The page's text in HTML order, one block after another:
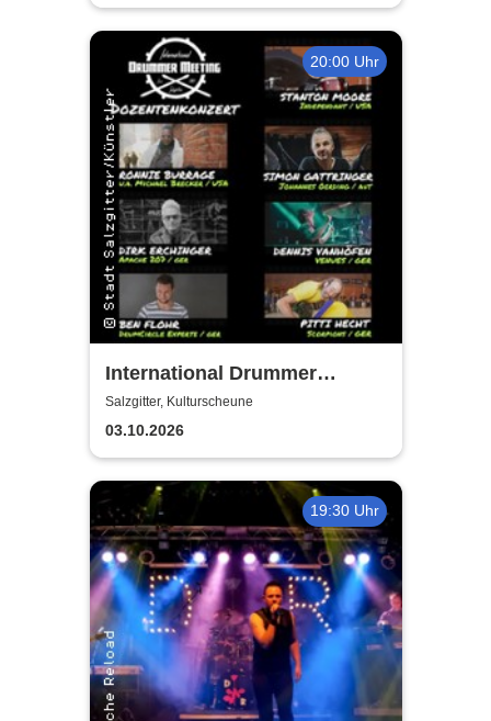
20:00 Uhr
International Drummer
Meeting Konzert |
Kulturscheune
Salzgitter, Kulturscheune
03.10.2026
19:30 Uhr